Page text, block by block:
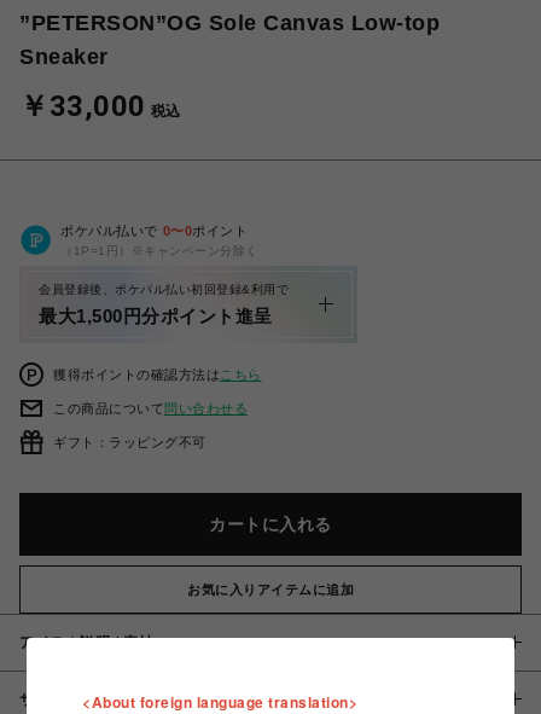
”PETERSON”OG Sole Canvas Low-top
Sneaker
￥33,000 税込
ポケパル払いで 0〜0ポイント
（1P=1円）※キャンペーン分除く
会員登録後、ポケパル払い初回登録&利用で
最大1,500円分ポイント進呈
獲得ポイントの確認方法は こちら
この商品について問い合わせる
ギフト：ラッピング不可
カートに入れる
お気に入りアイテムに追加
アイテム説明 / 素材
サイズ <About foreign language translation>